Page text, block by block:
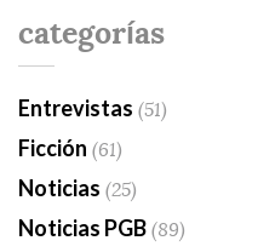
categorías
Entrevistas (51)
Ficción (61)
Noticias (25)
Noticias PGB(89)